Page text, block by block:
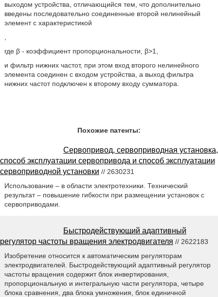
выходом устройства, отличающийся тем, что дополнительно
введены последовательно соединенные второй нелинейный
элемент с характеристикой
где β - коэффициент пропорциональности, β>1,
и фильтр нижних частот, при этом вход второго нелинейного
элемента соединен с входом устройства, а выход фильтра
нижних частот подключен к второму входу сумматора.
Похожие патенты:
Сервопривод, сервоприводная установка,
способ эксплуатации сервопривода и способ эксплуатации
сервоприводной установки // 2630231
Использование – в области электротехники. Технический
результат – повышение гибкости при размещении установок с
сервоприводами.
Быстродействующий адаптивный
регулятор частоты вращения электродвигателя // 2622183
Изобретение относится к автоматическим регуляторам
электродвигателей. Быстродействующий адаптивный регулятор
частоты вращения содержит блок инвертирования,
пропорциональную и интегральную части регулятора, четыре
блока сравнения, два блока умножения, блок единичной